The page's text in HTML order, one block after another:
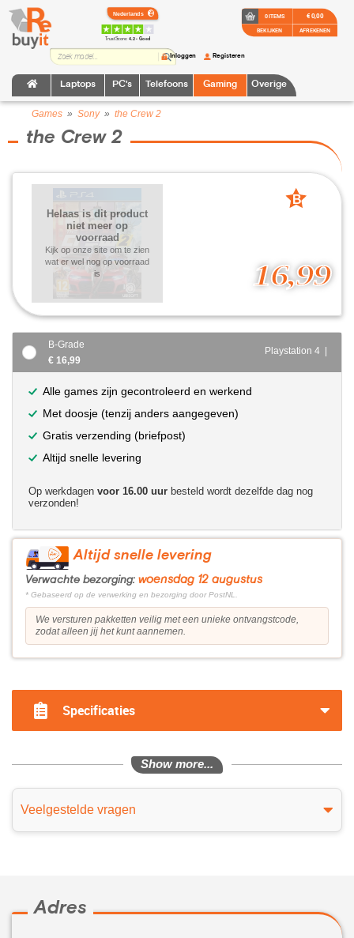
TrustScore:4.2 • Goed
Laptops PC's Telefoons Gaming Overige
Inloggen Registeren
0 ITEMS
BEKIJKEN
€ 0,00
AFREKENEN
Games » Sony» the Crew 2
the Crew 2
16,99
Helaas is dit product
niet meer op
voorraad
Kijk op onze site om te zien
wat er wel nog op voorraad
is
B
B-Grade
€ 16,99
Playstation 4 |
Alle games zijn gecontroleerd en werkend
Met doosje (tenzij anders aangegeven)
Gratis verzending (briefpost)
Altijd snelle levering
Op werkdagen voor 16.00 uur besteld wordt dezelfde dag nog
verzonden!
Altijd snelle levering
Verwachte bezorging: woensdag 12 augustus
* Gebaseerd op de verwerking en bezorging door PostNL.
We versturen pakketten veilig met een unieke ontvangstcode,
zodat alleen jij het kunt aannemen.
Specificaties
Show more...
Veelgestelde vragen
Adres